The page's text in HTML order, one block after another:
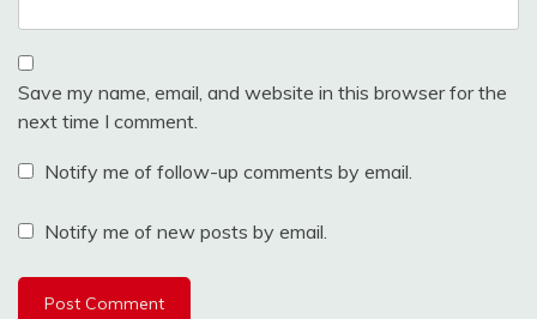
Save my name, email, and website in this browser for the
next time I comment.
Notify me of follow-up comments by email.
Notify me of new posts by email.